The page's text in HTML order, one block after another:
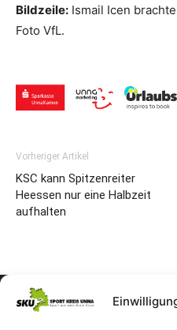
Bildzeile: Ismail Icen
Foto VfL.
Vorheriger Artikel
KSC kann Spitzenreiter
Heessen nur eine Halbzeit
aufhalten